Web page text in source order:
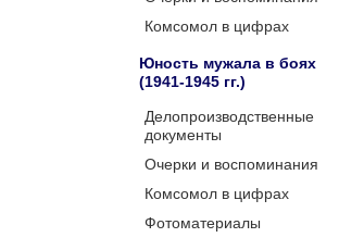
Комсомол в цифрах
Юность мужала в боях
(1941-1945 гг.)
Делопроизводственные
документы
Очерки и воспоминания
Комсомол в цифрах
Фотоматериалы